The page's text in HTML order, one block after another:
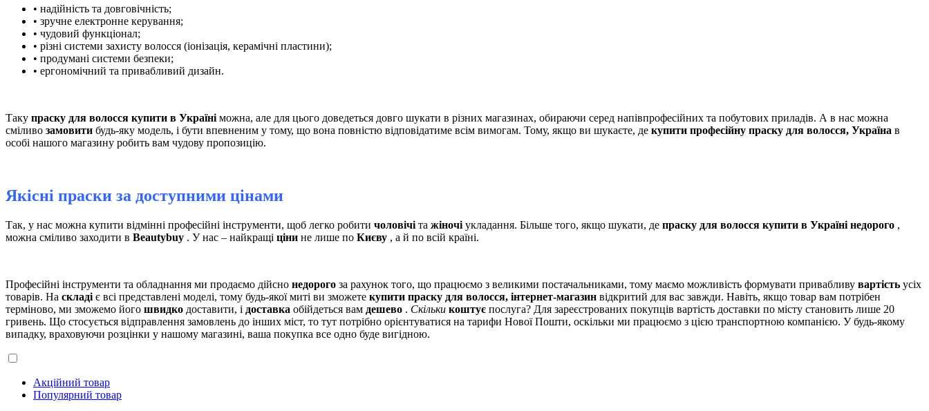
• надійність та довговічність;
• зручне електронне керування;
• чудовий функціонал;
• різні системи захисту волосся (іонізація, керамічні пластини);
• продумані системи безпеки;
• ергономічний та привабливий дизайн.
Таку праску для волосся купити в Україні можна, але для цього доведеться довго шукати в різних магазинах, обираючи серед напівпрофесійних та побутових приладів. А в нас можна
сміливо замовити будь-яку модель, і бути впевненим у тому, що вона повністю відповідатиме всім вимогам. Тому, якщо ви шукаєте, де купити професійну праску для волосся, Україна в
особі нашого магазину робить вам чудову пропозицію.
Якісні праски за доступними цінами
Так, у нас можна купити відмінні професійні інструменти, щоб легко робити чоловічі та жіночі укладання. Більше того, якщо шукати, де праску для волосся купити в Україні недорого ,
можна сміливо заходити в Beautybuy . У нас – найкращі ціни не лише по Києву , а й по всій країні.
Професійні інструменти та обладнання ми продаємо дійсно недорого за рахунок того, що працюємо з великими постачальниками, тому маємо можливість формувати привабливу вартість усіх
товарів. На складі є всі представлені моделі, тому будь-якої миті ви зможете купити праску для волосся, інтернет-магазин відкритий для вас завжди. Навіть, якщо товар вам потрібен
терміново, ми зможемо його швидко доставити, і доставка обійдеться вам дешево . Скільки коштує послуга? Для зареєстрованих покупців вартість доставки по місту становить лише 20
гривень. Що стосується відправлення замовлень до інших міст, то тут потрібно орієнтуватися на тарифи Нової Пошти, оскільки ми працюємо з цією транспортною компанією. У будь-якому
випадку, враховуючи розцінки у нашому магазині, ваша покупка все одно буде вигідною.
Акційний товар
Популярний товар